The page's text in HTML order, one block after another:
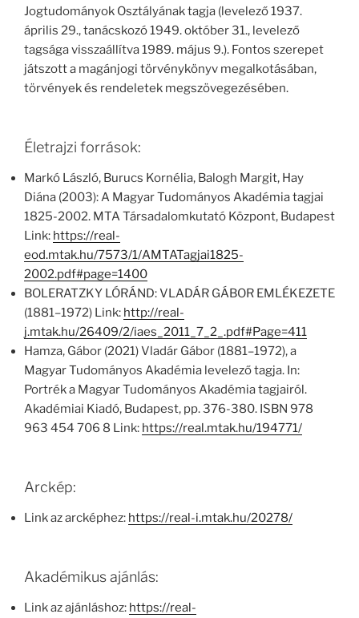
Jogtudományok Osztályának tagja (levelező 1937.
április 29., tanácskozó 1949. október 31., levelező
tagsága visszaállítva 1989. május 9.). Fontos szerepet
játszott a magánjogi törvénykönyv megalkotásában,
törvények és rendeletek megszövegezésében.
Életrajzi források:
Markó László, Burucs Kornélia, Balogh Margit, Hay
Diána (2003): A Magyar Tudományos Akadémia tagjai
1825-2002. MTA Társadalomkutató Központ, Budapest
Link: https://real-
eod.mtak.hu/7573/1/AMTATagjai1825-
2002.pdf#page=1400
BOLERATZKY LÓRÁND: VLADÁR GÁBOR EMLÉKEZETE
(1881–1972) Link: http://real-
j.mtak.hu/26409/2/iaes_2011_7_2_.pdf#Page=411
Hamza, Gábor (2021) Vladár Gábor (1881–1972), a
Magyar Tudományos Akadémia levelező tagja. In:
Portrék a Magyar Tudományos Akadémia tagjairól.
Akadémiai Kiadó, Budapest, pp. 376-380. ISBN 978
963 454 706 8 Link: https://real.mtak.hu/194771/
Arckép:
Link az arcképhez: https://real-i.mtak.hu/20278/
Akadémikus ajánlás:
Link az ajánláshoz: https://real-